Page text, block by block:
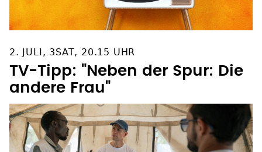
2. JULI, 3SAT, 20.15 UHR
TV-Tipp: "Neben der Spur: Die
andere Frau"